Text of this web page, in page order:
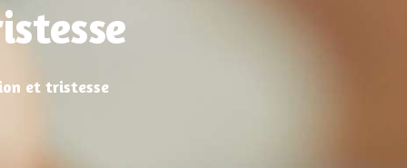
et tristesse